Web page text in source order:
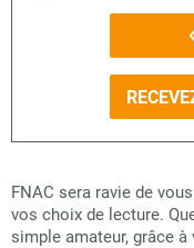
FNAC sera ravie de
vos choix de lecture.
simple amateur, grâce